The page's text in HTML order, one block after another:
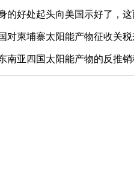
处起头向美国示好了，这
埔寨太阳能产物征收关税
四国太阳能产物的反推销